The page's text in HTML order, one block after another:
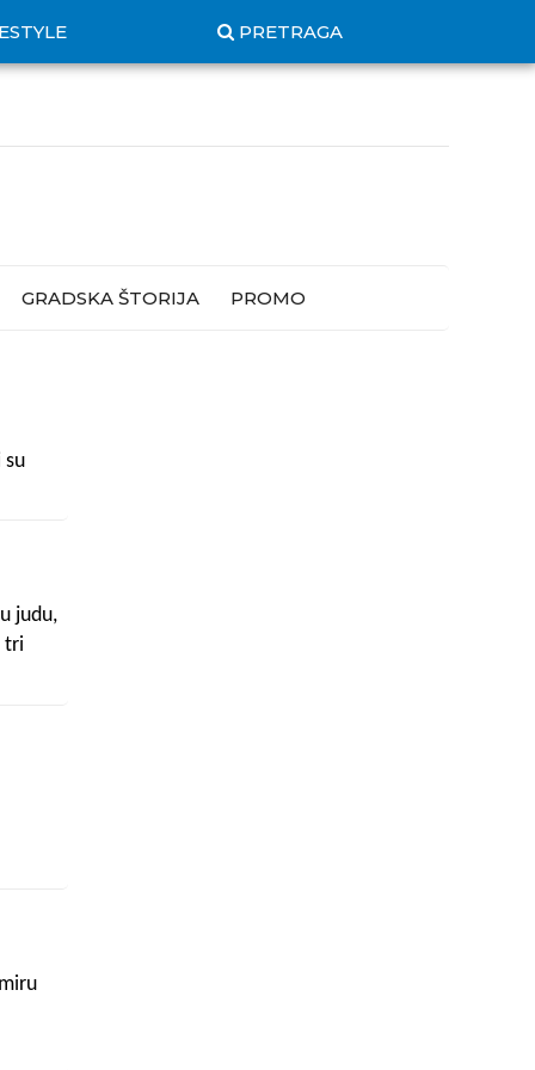
PRETRAGA
GRADSKA ŠTORIJA PROMO
su
judu,
tri